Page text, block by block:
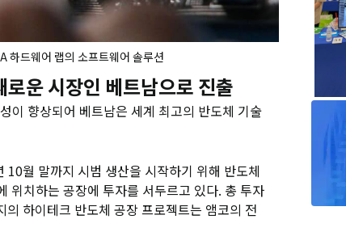
하드웨어 랩의 소프트웨어 솔루션
로운 시장인 베트남으로 진출
이 향상되어 베트남은 세계 최고의 반도체 기술
월 말까지 시범 생산을 시작하기 위해 반도체
위치하는 공장에 투자를 서두르고 있다. 총 투자
하이테크 반도체 공장 프로젝트는 앰코의 전